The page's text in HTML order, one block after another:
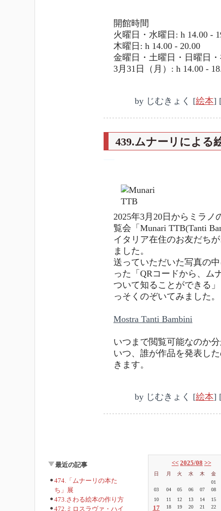
開館時間
火曜日・水曜日: h 14.00 -
木曜日: h 14.00 - 20.00
金曜日・土曜日・日曜日・
3月31日（月）: h 14.00 -
by じむきょく [絵本]
439.ムナーリによる
2025年3月20日からミラ
覧会「Munari TTB(Tanti
イタリア在住のお友だち
ました。
送っていただいた写真の
った「QRコードから、ム
ついて知ることができる
っそくのぞいてみました。
Mostra Tanti Bambini
いつまで閲覧可能なのか
いつ、誰が作品を発表し
きます。
by じむきょく [絵本]
最近の記事
474.「ムナーリの本た
ち」展
473.さわる絵本の作り方
472.ミロスラヴァ・ハイ
<< 2025/08 >>
日 月 火 水 木
金
01
03
04 05 06 07
08
10
11 12 13 14 15
17 18 19 20 21 22